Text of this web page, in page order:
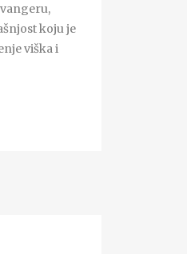
koju je
viška i